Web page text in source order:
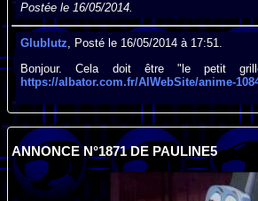
Postée le 16/05/2014.
Glublutz, Posté le 16/05/2014 à 17:51.
Bonjour. Cela doit être "le petit
https://albator.com.fr/AlWebSite/anime-
ANNONCE N°1871 DE PAULINE5